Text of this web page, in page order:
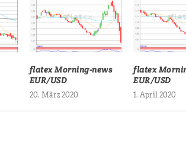
flatex Morning-news
EUR/USD
20. März 2020
flatex
EUR/USD
1. April 2020